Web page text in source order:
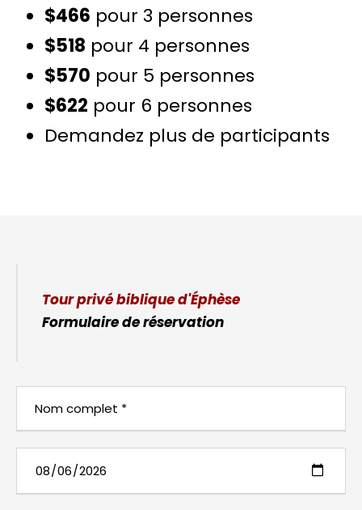
$466 pour 3 personnes
$518 pour 4 personnes
$570 pour 5 personnes
$622 pour 6 personnes
Demandez plus de participants
Tour privé biblique d'Éphèse
Formulaire de réservation